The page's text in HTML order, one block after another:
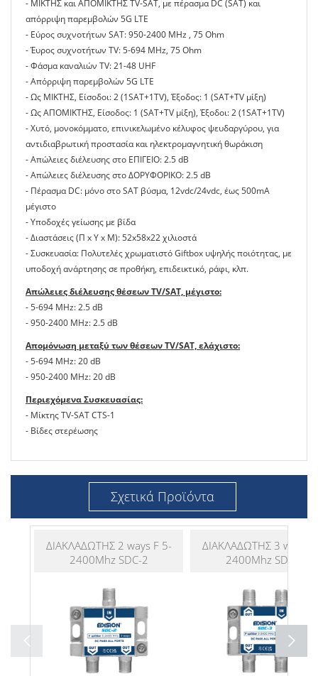
- ΜΙΚΤΗΣ και ΑΠΟΜΙΚΤΗΣ TV-SAT, με πέρασμα DC (SAT) και
απόρριψη παρεμβολών 5G LTE
- Εύρος συχνοτήτων SAT: 950-2400 MHz , 75 Ohm
- Έυρος συχνοτήτων TV: 5-694 MHz, 75 Ohm
- Φάσμα καναλιών TV: 21-48 UHF
- Aπόρριψη παρεμβολών 5G LTE
- Ως ΜΙΚΤΗΣ, Είσοδοι: 2 (1SAT+1TV), Έξοδος: 1 (SAT+TV μίξη)
- Ως ΑΠΟΜΙΚΤΗΣ, Είσοδος: 1 (SAT+TV μίξη), Έξοδοι: 2 (1SAT+1TV)
- Χυτό, μονοκόμματο, επινικελωμένο κέλυφος ψευδαργύρου, για
αντιδιαβρωτική προστασία και ηλεκτρομαγνητική θωράκιση
- Απώλειες διέλευσης στο ΕΠΙΓΕΙΟ: 2.5 dB
- Απώλειες διέλευσης στο ΔΟΡΥΦΟΡΙΚΟ: 2.5 dB
- Πέρασμα DC: μόνο στο SAT βύσμα, 12vdc/24vdc, έως 500mA
μέγιστο
- Υποδοχές γείωσης με βίδα
- Διαστάσεις (Π x Υ x Μ): 52x58x22 χιλιοστά
- Συσκευασία: Πολυτελές χρωματιστό Giftbox υψηλής ποιότητας, με
υποδοχή ανάρτησης σε προθήκη, επιδεικτικό, ράφι, κλπ.
Απώλειες διέλευσης θέσεων TV/SAT, μέγιστο:
- 5-694 MHz: 2.5 dB
- 950-2400 MHz: 2.5 dB
Απομόνωση μεταξύ των θέσεων TV/SAT, ελάχιστο:
- 5-694 MHz: 20 dB
- 950-2400 MHz: 20 dB
Περιεχόμενα Συσκευασίας:
- Μίκτης TV-SAT CTS-1
- Βίδες στερέωσης
Σχετικά Προϊόντα
ΔΙΑΚΛΑΔΩΤΗΣ 2 ways F 5-
2400Mhz SDC-2
ΔΙΑΚΛΑΔΩΤΗΣ 3 ways F
2400Mhz SDC-3